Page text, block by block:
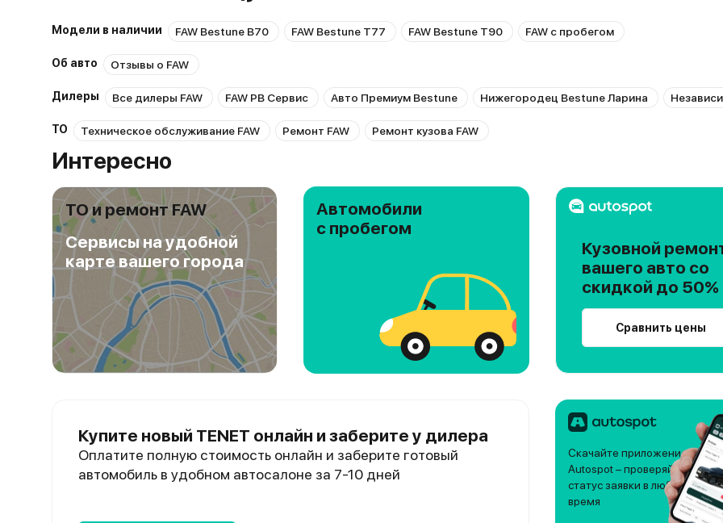
Модели в наличии FAW Bestune B70 FAW Bestune T77 FAW Bestune T90 FAW с пробегом
Об авто Отзывы о FAW
Дилеры Все дилеры FAW FAW РВ Сервис Авто Премиум Bestune Нижегородец Bestune Ларина
ТО Техническое обслуживание FAW Ремонт FAW Ремонт кузова FAW
Интересно
ТО и ремонт FAW
Сервисы на удобной
карте вашего города
Автомобили
с пробегом
Кузовной
вашего авто со
скидкой до 50%
Сравнить цены
Купите новый TENET онлайн и заберите у дилера
Оплатите полную стоимость онлайн и заберите готовый
автомобиль в удобном автосалоне за 7-10 дней
Скачайте приложение
Autospot – проверяйте
статус заявки в любое
время